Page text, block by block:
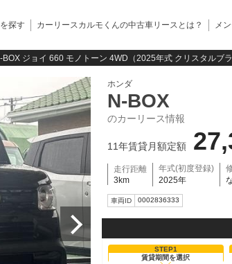
探す カーリースカルモくんの中古車リースとは？ メ
BOX ジョイ 660 モノトーン 4WD（2025年式 クリスタルブラ
ホンダ
N-BOX
のカーリース情報
11年賃貸月額定額
走行距離
3km
年式(初度登録)
2025年
車両ID 0002836333
STEP1
賃貸期間を選択